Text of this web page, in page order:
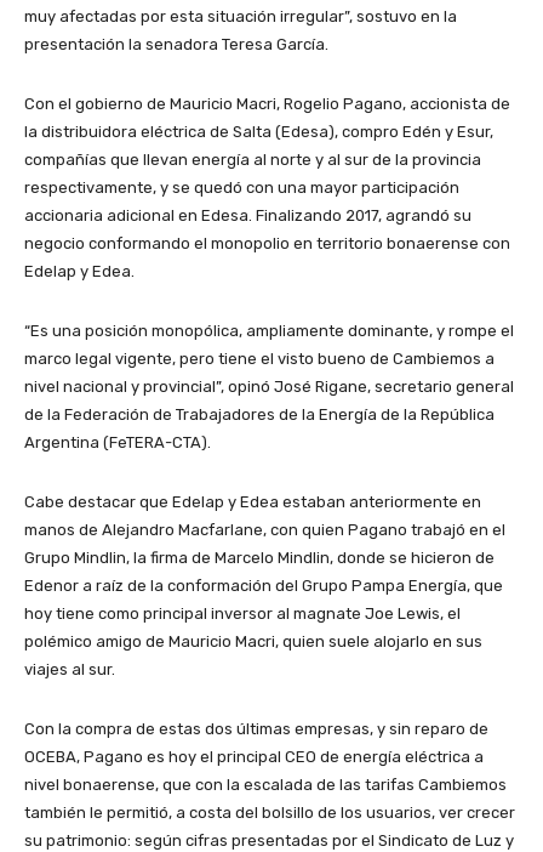
muy afectadas por esta situación irregular”, sostuvo en la
presentación la senadora Teresa García.
Con el gobierno de Mauricio Macri, Rogelio Pagano, accionista de
la distribuidora eléctrica de Salta (Edesa), compro Edén y Esur,
compañías que llevan energía al norte y al sur de la provincia
respectivamente, y se quedó con una mayor participación
accionaria adicional en Edesa. Finalizando 2017, agrandó su
negocio conformando el monopolio en territorio bonaerense con
Edelap y Edea.
“Es una posición monopólica, ampliamente dominante, y rompe el
marco legal vigente, pero tiene el visto bueno de Cambiemos a
nivel nacional y provincial”, opinó José Rigane, secretario general
de la Federación de Trabajadores de la Energía de la República
Argentina (FeTERA-CTA).
Cabe destacar que Edelap y Edea estaban anteriormente en
manos de Alejandro Macfarlane, con quien Pagano trabajó en el
Grupo Mindlin, la firma de Marcelo Mindlin, donde se hicieron de
Edenor a raíz de la conformación del Grupo Pampa Energía, que
hoy tiene como principal inversor al magnate Joe Lewis, el
polémico amigo de Mauricio Macri, quien suele alojarlo en sus
viajes al sur.
Con la compra de estas dos últimas empresas, y sin reparo de
OCEBA, Pagano es hoy el principal CEO de energía eléctrica a
nivel bonaerense, que con la escalada de las tarifas Cambiemos
también le permitió, a costa del bolsillo de los usuarios, ver crecer
su patrimonio: según cifras presentadas por el Sindicato de Luz y